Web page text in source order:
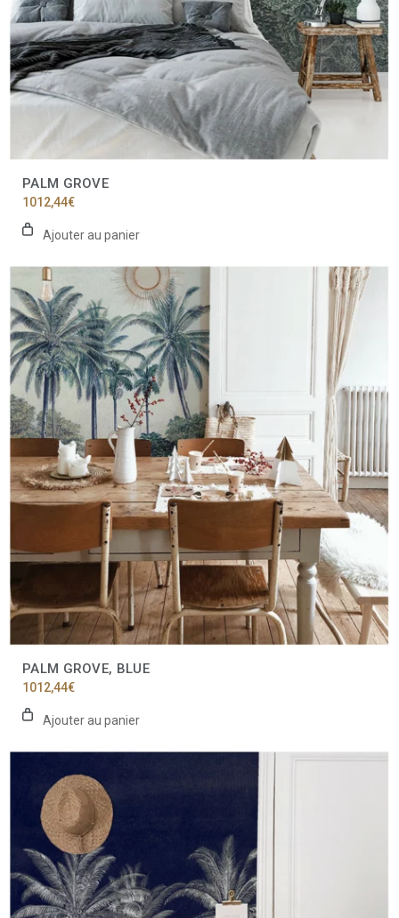
PALM GROVE
1012,44€
Ajouter au panier
PALM GROVE, BLUE
1012,44€
Ajouter au panier